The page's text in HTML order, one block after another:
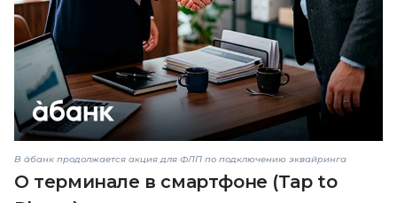
В àбанк продолжается акция для ФЛП по подключению эквайринга
О терминале в смартфоне (Tap to